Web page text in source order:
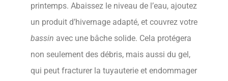
printemps. Abaissez le niveau de l’eau, ajoutez
un produit d’hivernage adapté, et couvrez votre
bassin avec une bâche solide. Cela protégera
non seulement des débris, mais aussi du gel,
qui peut fracturer la tuyauterie et endommager